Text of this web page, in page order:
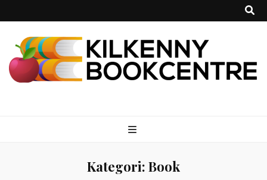
Kategori: Book